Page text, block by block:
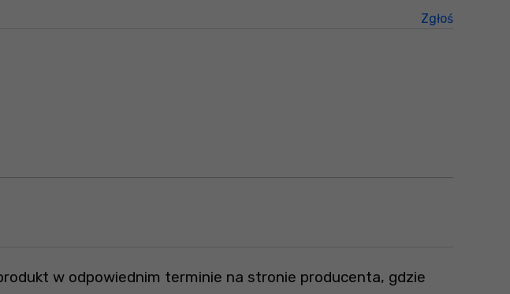
Zgłoś
w odpowiednim terminie na stronie producenta, gdzie